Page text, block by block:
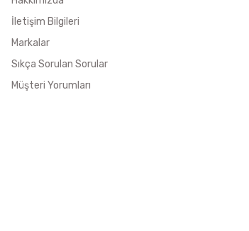
İletişim Bilgileri
Markalar
Sıkça Sorulan Sorular
Müşteri Yorumları